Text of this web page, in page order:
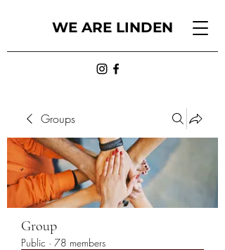
WE ARE LINDEN
Groups
Group
Public · 78 members